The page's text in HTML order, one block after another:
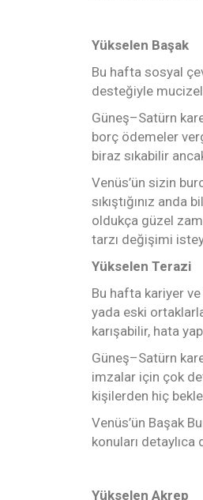
Yükselen Başak
Bu hafta sosyal
desteğiyle
Güneş–Satürn
borç ödemeler
biraz sıkabilir
Venüs’ün sizin
sıkıştığınız
oldukça güzel
tarzı değişimi
Yükselen Terazi
Bu hafta kariyer
yada eski
karışabilir, hata
Güneş–Satürn
imzalar için çok
kişilerden hiç
Venüs’ün Başak
konuları
Yükselen Akrep